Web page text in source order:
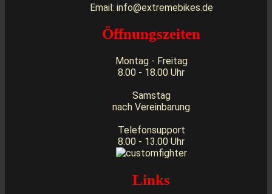
Email: info@extremebikes.de
Öffnungszeiten
Montag - Freitag
8.00 - 18.00 Uhr
Samstag
nach Vereinbarung
Telefonsupport
8.00 - 13.00 Uhr
Links